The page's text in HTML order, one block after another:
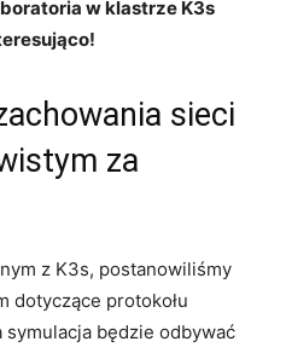
w klastrze⁢ K3s
sieci
za
z K3s, postanowiliśmy
dotyczące⁢ protokołu
symulacja będzie ⁣odbywać